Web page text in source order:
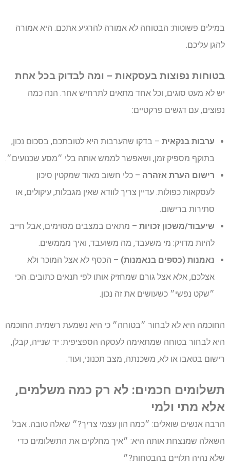
במילים פשוטות: הבטוחה לא אמורה להרגיע אתכם. היא אמורה
להגן עליכם.
בטוחות נפוצות בעסקאות – ומה לבדוק בכל אחת
יש לא מעט סוגים, וכל אחד מתאים לתרחיש אחר. הנה כמה
נפוצים, עם דגשים פרקטיים:
ערבות בנקאית – בדקו שהערבות היא לטובתכם, בסכום נכון,
בתוקף מספיק זמן, ושאפשר לממש אותה בלי ״מסע שכנועים״.
רישום הערת אזהרה – כלי חשוב מאוד שמקטין סיכון
לעסקאות כפולות. עדיין צריך לוודא שאין מגבלות, עיקולים, או
סתירות ברישום.
שיעבוד/משכון זכויות – מתאים במצבים מסוימים, אבל חייב
להיות מדויק: מי משעבד, מה משועבד, ואיך מממשים.
נאמנות (כספים בנאמנות) – הכסף לא אצל המוכר ולא
אצלכם, אלא אצל גורם שמחזיק אותו לפי תנאים כתובים. הכי
״שקט נפשי״ כשעושים את זה נכון.
החוכמה היא לא לבחור ״בטוחה״ כי היא נשמעת רשמית. החוכמה
היא לבחור בטוחה שמתאימה לעסקה הספציפית: יד שנייה, קבלן,
רישום בטאבו או לא, משכנתה, מצב תכנוני, ועוד.
תשלומים חכמים: לא רק כמה משלמים,
אלא מתי ולמי
הרבה אנשים שואלים: ״כמה הון עצמי צריך?״ שאלה טובה. אבל
השאלה שמנצחת אותה היא: ״איך מחלקים את התשלומים כדי
שלא נהיה תלויים בהבטחות?״